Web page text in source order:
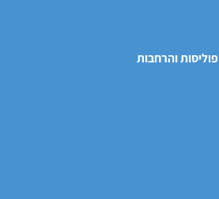
פוליסות והרחבות